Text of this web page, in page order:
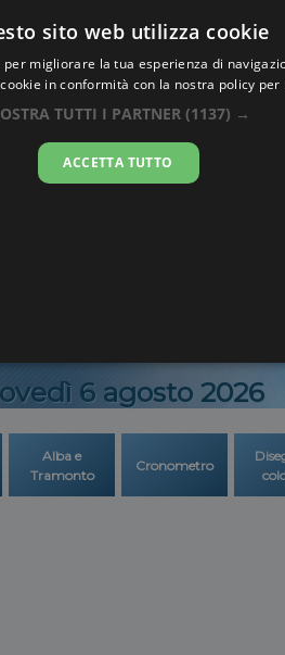
.co
6 agosto 2026
Alba e
Tramonto
Cronometro
sito web utilizza cookie
migliorare la tua esperienza di
in conformità con la nostra policy per
TUTTI I PARTNER (1137) →
ACCETTA TUTTO